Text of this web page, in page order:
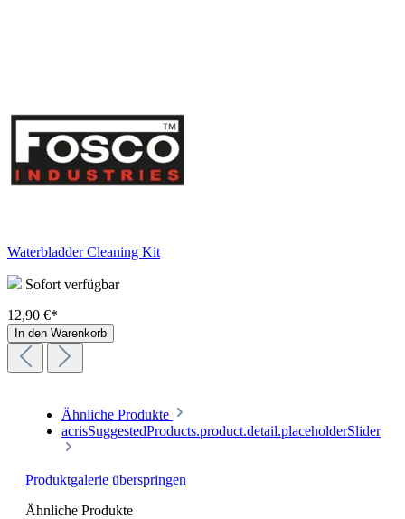
Waterbladder Cleaning Kit
Sofort verfügbar
12,90 €*
In den Warenkorb
Ähnliche Produkte
acrisSuggestedProducts.product.detail.placeholderSlider
Produktgalerie überspringen
Ähnliche Produkte